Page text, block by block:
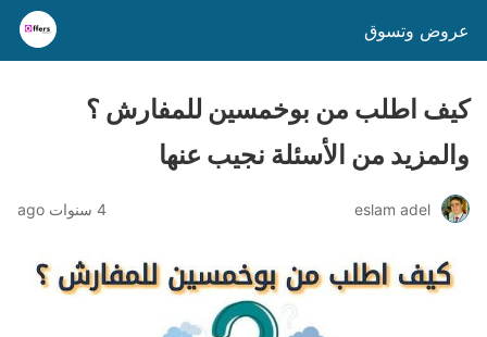
عروض وتسوق
كيف اطلب من بوخمسين للمفارش ؟
والمزيد من الأسئلة نجيب عنها
eslam adel 4 سنوات ago